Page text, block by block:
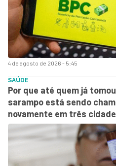
4 de agosto de 2026 - 5:45
SAÚDE
Por que até quem já
sarampo está sendo
novamente em três